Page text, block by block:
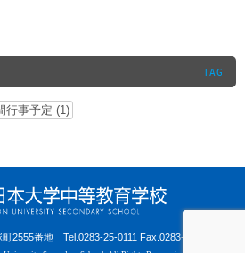
TAG
行事予定 (1)
町2555番地 Tel.0283-25-0111 Fax.0283-25-0441